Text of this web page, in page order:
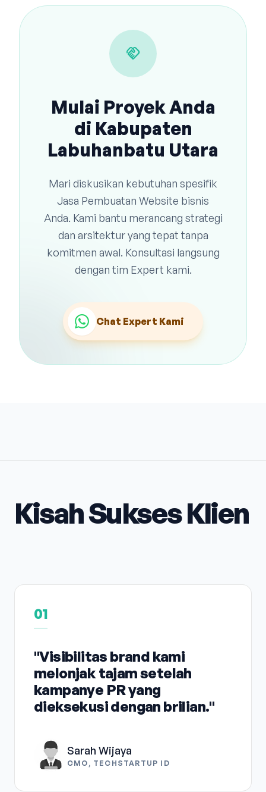
handshake
Mulai Proyek Anda
di Kabupaten
Labuhanbatu Utara
Mari diskusikan kebutuhan spesifik
Jasa Pembuatan Website bisnis
Anda. Kami bantu merancang strategi
dan arsitektur yang tepat tanpa
komitmen awal. Konsultasi langsung
dengan tim Expert kami.
Chat Expert Kami
Kisah Sukses Klien
01
"Visibilitas brand kami
melonjak tajam setelah
kampanye PR yang
dieksekusi dengan brilian."
Sarah Wijaya
CMO, TECHSTARTUP ID